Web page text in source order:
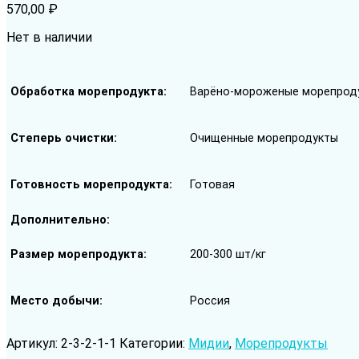
570,00 ₽
Нет в наличии
Обработка морепродукта Варёно-мороженые
Степерь очистки Очищенные морепродукты
Готовность морепродукта Готовая
Дополнительно
Размер морепродукта 200-300 шт/кг
Место добычи Россия
Артикул: 2-3-2-1-1 Категории: Мидии, Морепродукты